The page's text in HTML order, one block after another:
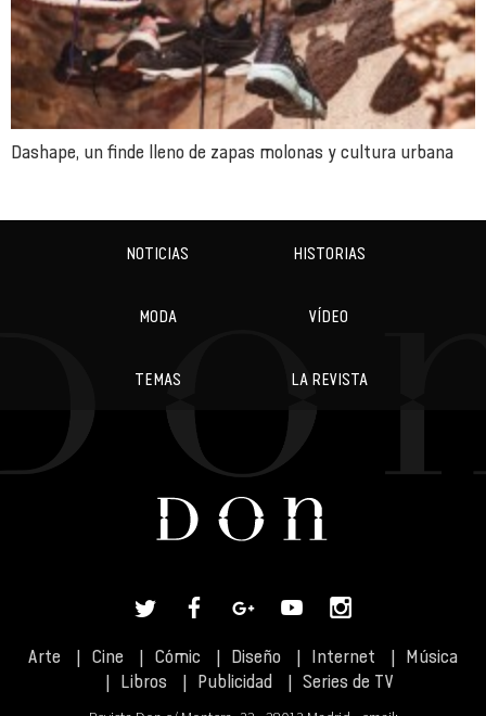
Dashape, un finde lleno de zapas molonas y cultura urbana
NOTICIAS HISTORIAS
MODA VÍDEO
TEMAS LA REVISTA
Arte Cine Cómic Diseño Internet
Música
Libros
Publicidad Series de TV